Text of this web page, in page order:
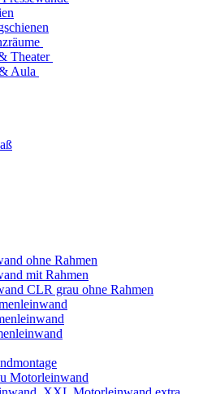
Theater
Aula
ohne Rahmen
mit Rahmen
CLR grau ohne Rahmen
Motorleinwand